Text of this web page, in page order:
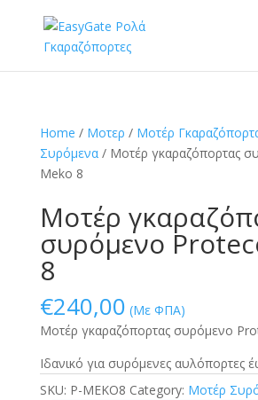
Home / Μοτερ / Μοτέρ
Συρόμενα/ Μοτέρ γκαραζόπορτας
Meko 8
Μοτέρ
συρόμενο
8
€240,00 (Με ΦΠΑ)
Μοτέρ γκαραζόπορτας συρόμενο
Ιδανικό για συρόμενες αυλόπορτες
SKU: P-MEKO8 Category: Μοτέρ